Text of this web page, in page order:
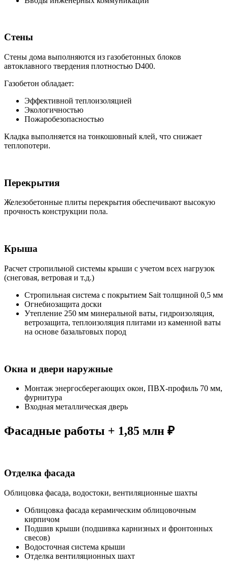
Стены
Стены дома выполняются из газобетонных блоков
автоклавного твердения плотностью D400.
Газобетон обладает:
Эффективной теплоизоляцией
Экологичностью
Пожаробезопасностью
Кладка выполняется на тонкошовный клей, что снижает
теплопотери.
Перекрытия
Железобетонные плиты перекрытия обеспечивают высокую
прочность конструкции пола.
Крыша
Расчет стропильной системы крыши с учетом всех нагрузок
(снеговая, ветровая и т.д.)
Стропильная система с покрытием Sait толщиной 0,5 мм
Огнебиозащита доски
Утепление 250 мм минеральной ваты, гидроизоляция,
ветрозащита, теплоизоляция плитами из каменной ваты
на основе базальтовых пород
Окна и двери наружные
Монтаж энергосберегающих окон, ПВХ-профиль 70 мм,
фурнитура
Входная металлическая дверь
Фасадные работы + 1,85 млн ₽
Отделка фасада
Облицовка фасада, водостоки, вентиляционные шахты
Облицовка фасада керамическим облицовочным
кирпичом
Подшив крыши (подшивка карнизных и фронтонных
свесов)
Водосточная система крыши
Отделка вентиляционных шахт